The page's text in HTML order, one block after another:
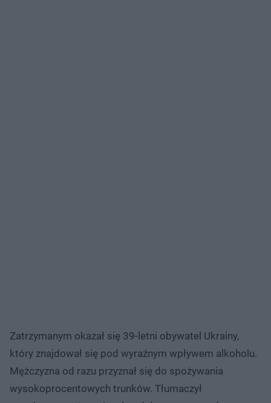
Zatrzymanym okazał się 39-letni obywatel Ukrainy,
który znajdował się pod wyraźnym wpływem alkoholu.
Mężczyzna od razu przyznał się do spożywania
wysokoprocentowych trunków. Tłumaczył